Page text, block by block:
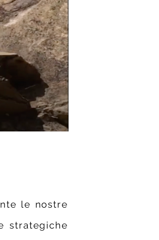
le nostre
strategiche